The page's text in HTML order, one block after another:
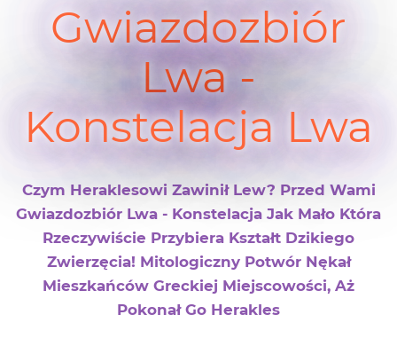
Gwiazdozbiór
Lwa -
Konstelacja Lwa
Czym Heraklesowi Zawinił Lew? Przed Wami
Gwiazdozbiór Lwa - Konstelacja Jak Mało Która
Rzeczywiście Przybiera Kształt Dzikiego
Zwierzęcia! Mitologiczny Potwór Nękał
Mieszkańców Greckiej Miejscowości, Aż
Pokonał Go Herakles